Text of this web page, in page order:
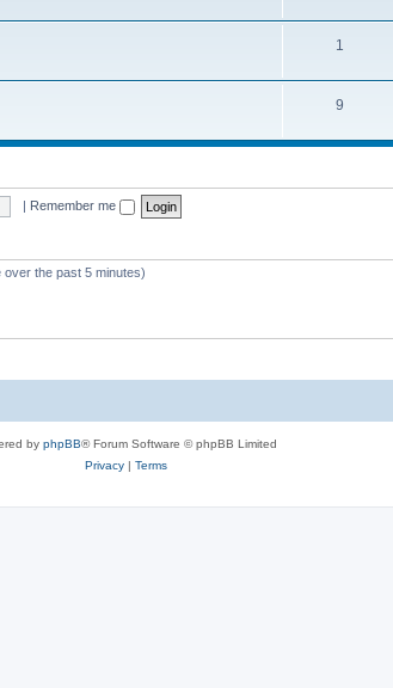
1
9
| Remember me
the past 5 minutes)
by phpBB® Forum Software © phpBB Limited
Privacy| Terms